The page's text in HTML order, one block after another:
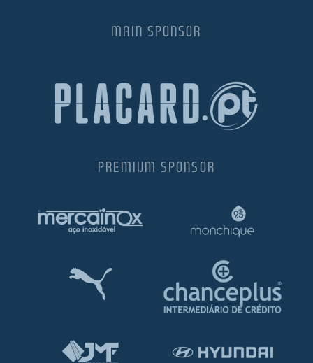
MAIN SPONSOR
PREMIUM SPONSOR